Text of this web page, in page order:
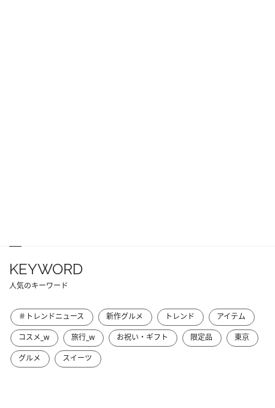
KEYWORD
人気のキーワード
＃トレンドニュース 新作グルメ トレンド
アイテム
コスメ_w
旅行_w お祝い・ギフト 限定品
東京
グルメ
スイーツ